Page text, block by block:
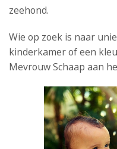
zeehond.
Wie op zoek is naar
kinderkamer of een
Mevrouw Schaap aan